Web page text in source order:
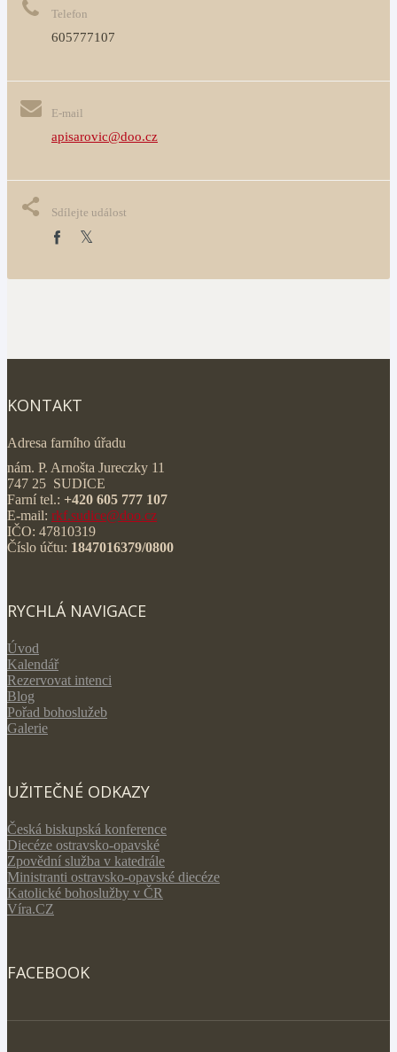
Telefon
605777107
E-mail
apisarovic@doo.cz
Sdílejte událost
KONTAKT
Adresa farního úřadu
nám. P. Arnošta Jureczky 11
747 25 SUDICE
Farní tel.: +420 605 777 107
E-mail: rkf.sudice@doo.cz
IČO: 47810319
Číslo účtu: 1847016379/0800
RYCHLÁ NAVIGACE
Úvod
Kalendář
Rezervovat intenci
Blog
Pořad bohoslužeb
Galerie
UŽITEČNÉ ODKAZY
Česká biskupská konference
Diecéze ostravsko-opavské
Zpovědní služba v katedrále
Ministranti ostravsko-opavské diecéze
Katolické bohoslužby v ČR
Víra.CZ
FACEBOOK